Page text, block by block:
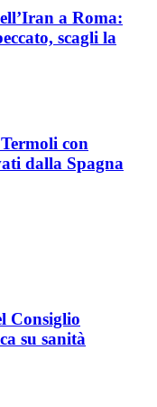
a Roma:
scagli la
con
dalla Spagna
Consiglio
su sanità